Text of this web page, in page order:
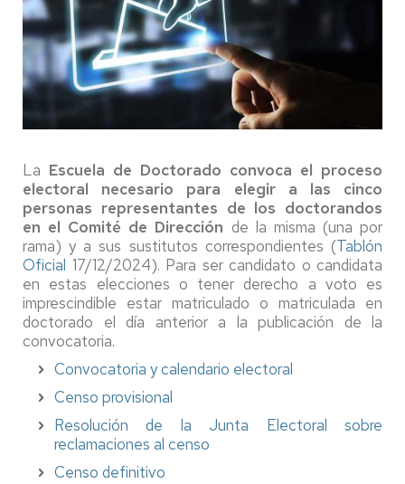
La Escuela de Doctorado convoca el proceso
electoral necesario para elegir a las cinco
personas representantes de los doctorandos
en el Comité de Dirección de la misma (una por
rama) y a sus sustitutos correspondientes (Tablón
Oficial 17/12/2024). Para ser candidato o candidata
en estas elecciones o tener derecho a voto es
imprescindible estar matriculado o matriculada en
doctorado el día anterior a la publicación de la
convocatoria.
Convocatoria y calendario electoral
Censo provisional
Resolución de la Junta Electoral sobre
reclamaciones al censo
Censo definitivo